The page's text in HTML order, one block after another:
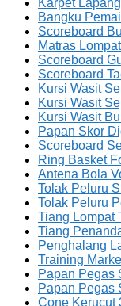
Bangku
Scoreboard
Matras
Scoreboard
Scoreboard
Kursi Wasit
Kursi Wasit
Kursi Wasit
Papan Skor
Scoreboard
Ring Basket
Antena Bola
Tolak Peluru
Tolak Peluru
Tiang Lompat
Tiang
Penghalang
Training
Papan Pegas
Papan Pegas
Cone Kerucut